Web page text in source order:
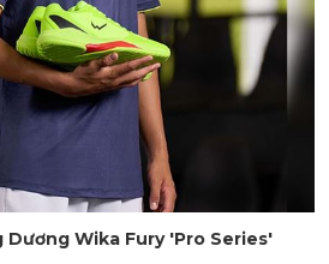
Dương Wika Fury 'Pro Series'